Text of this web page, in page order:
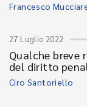
Francesco
27 Luglio 2022
Qualche breve
del diritto
Ciro Santoriello